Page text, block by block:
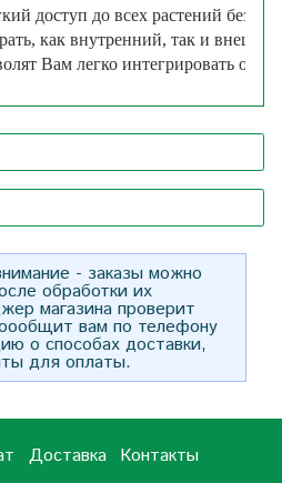
доступ до всех растений без
как внутренний, так и
Вам легко интегрировать
- заказы можно
обработки их
магазина проверит
вам по телефону
о способах доставки,
для оплаты.
Доставка Контакты